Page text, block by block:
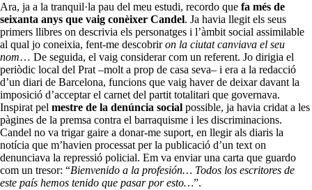
Ara, ja a la tranquil·la pau del meu estudi, recordo que fa més de
seixanta anys que vaig conèixer Candel. Ja havia llegit els seus
primers llibres on descrivia els personatges i l’àmbit social assimilable
al qual jo coneixia, fent-me descobriron la ciutat canviava el seu
nom… De seguida, el vaig considerar com un referent. Jo dirigia el
periòdic local del Prat –molt a prop de casa seva– i era a la redacció
d’un diari de Barcelona, funcions que vaig haver de deixar davant la
imposició d’acceptar el carnet del partit totalitari que governava.
Inspirat pel mestre de la denúncia social possible, ja havia cridat a les
pàgines de la premsa contra el barraquisme i les discriminacions.
Candel no va trigar gaire a donar-me suport, en llegir als diaris la
notícia que m’havien processat per la publicació d’un text on
denunciava la repressió policial. Em va enviar una carta que guardo
com un tresor: “Bienvenido a la profesión… Todos los escritores de
este país hemos tenido que pasar por esto…”.